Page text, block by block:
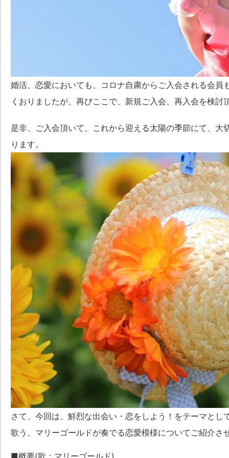
婚活、恋愛においても、コロナ自粛からご入会される会
くおりましたが、再びここで、新規ご入会、再入会を検討
是非、ご入会頂いて、これから迎える太陽の季節にて、
ります。
さて、今回は、鮮烈な出会い・恋をしよう！をテーマと
歌う、マリーゴールドが奏でる恋愛模様についてご紹介さ
■概要(歌：マリーゴールド)